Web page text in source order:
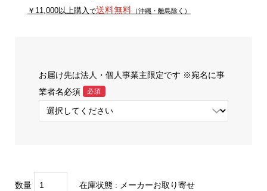
￥11,000以上購入 で送料無料（沖縄・離島除く）
お届け先は法人・個人事業主限定です ※宛名に事
業者名必須
必須
数量 在庫状態 : メーカーお取り寄せ